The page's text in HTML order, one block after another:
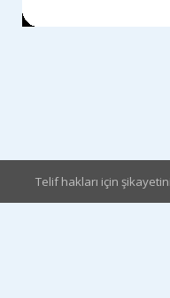
Telif hakları için